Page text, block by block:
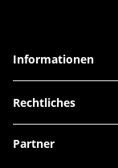
Informationen
Rechtliches
Partner